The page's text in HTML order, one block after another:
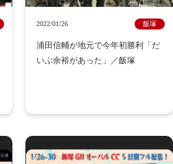
2022/01/26 飯塚
浦田信輔が地元で今年初勝利「だ
いぶ余裕があった」／飯塚